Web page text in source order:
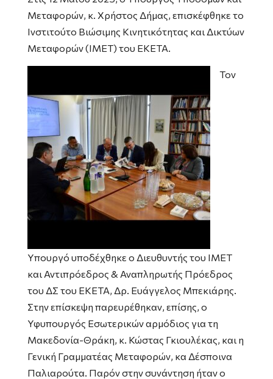
Μεταφορών, κ. Χρήστος Δήμας, επισκέφθηκε το
Ινστιτούτο Βιώσιμης Κινητικότητας και Δικτύων
Μεταφορών (ΙΜΕΤ) του ΕΚΕΤΑ.
Τον
Υπουργό υποδέχθηκε ο Διευθυντής του ΙΜΕΤ
και Αντιπρόεδρος & Αναπληρωτής Πρόεδρος
του ΔΣ του ΕΚΕΤΑ, Δρ. Ευάγγελος Μπεκιάρης.
Στην επίσκεψη παρευρέθηκαν, επίσης, ο
Υφυπουργός Εσωτερικών αρμόδιος για τη
Μακεδονία-Θράκη, κ. Κώστας Γκιουλέκας, και η
Γενική Γραμματέας Μεταφορών, κα Δέσποινα
Παλιαρούτα. Παρόν στην συνάντηση ήταν ο